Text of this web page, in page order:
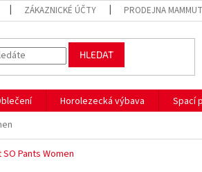
ZÁKAZNICKÉ ÚČTY PRODEJNA MAMMUT
HLEDAT
Horolezecká výbava Spací
Pants Women